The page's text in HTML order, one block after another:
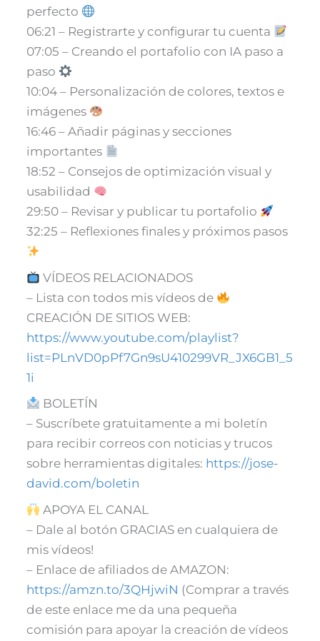
perfecto
06:21 – Registrarte y configurar tu cuenta
07:05 – Creando el portafolio con IA paso a
paso
10:04 – Personalización de colores, textos e
imágenes
16:46 – Añadir páginas y secciones
importantes
18:52 – Consejos de optimización visual y
usabilidad
29:50 – Revisar y publicar tu portafolio
32:25 – Reflexiones finales y próximos pasos
VÍDEOS RELACIONADOS
– Lista con todos mis vídeos de
CREACIÓN DE SITIOS WEB:
https://www.youtube.com/playlist?
list=PLnVD0pPf7Gn9sU410299VR_JX6GB1_5
1i
BOLETÍN
– Suscríbete gratuitamente a mi boletín
para recibir correos con noticias y trucos
sobre herramientas digitales: https://jose-
david.com/boletin
APOYA EL CANAL
– Dale al botón GRACIAS en cualquiera de
mis vídeos!
– Enlace de afiliados de AMAZON:
https://amzn.to/3QHjwiN (Comprar a través
de este enlace me da una pequeña
comisión para apoyar la creación de vídeos